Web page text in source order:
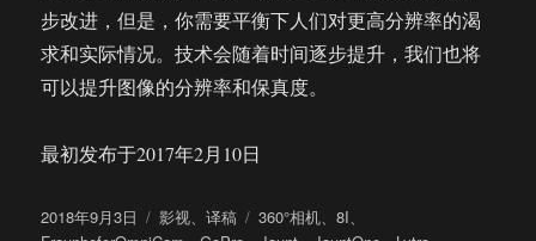
步改进，但是，你需要平衡下人们对更高分辨率的渴
求和实际情况。技术会随着时间逐步提升，我们也将
可以提升图像的分辨率和保真度。
最初发布于2017年2月10日
发
2018年9月3日
分
影视、译稿
标
360°相机、8I、